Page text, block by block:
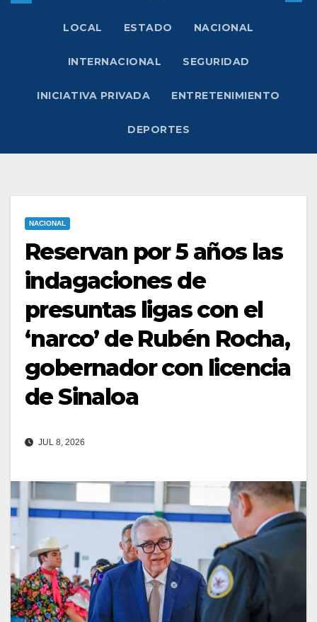
LOCAL ESTADO NACIONAL
INTERNACIONAL SEGURIDAD
INICIATIVA PRIVADA ENTRETENIMIENTO
DEPORTES
NACIONAL
Reservan por 5 años las
indagaciones de
presuntas ligas con el
‘narco’ de Rubén Rocha,
gobernador con licencia
de Sinaloa
JUL 8, 2026